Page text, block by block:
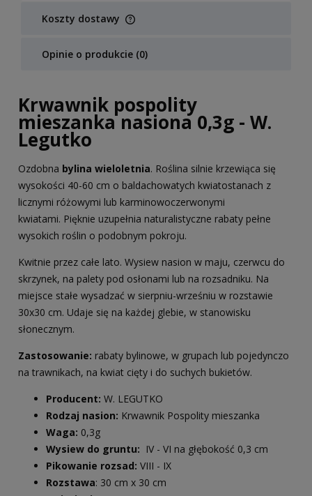
Koszty dostawy
Cena nie zawiera ewentualnych kosztów płatności
Opinie o produkcie (0)
Krwawnik pospolity
mieszanka nasiona 0,3g - W.
Legutko
Ozdobna bylina wieloletnia. Roślina silnie krzewiąca się
wysokości 40-60 cm o baldachowatych kwiatostanach z
licznymi różowymi lub karminowoczerwonymi
kwiatami. Pięknie uzupełnia naturalistyczne rabaty pełne
wysokich roślin o podobnym pokroju.
Kwitnie przez całe lato. Wysiew nasion w maju, czerwcu do
skrzynek, na palety pod osłonami lub na rozsadniku. Na
miejsce stałe wysadzać w sierpniu-wrześniu w rozstawie
30x30 cm. Udaje się na każdej glebie, w stanowisku
słonecznym.
Zastosowanie: rabaty bylinowe, w grupach lub pojedynczo
na trawnikach, na kwiat cięty i do suchych bukietów.
Producent: W. LEGUTKO
Rodzaj nasion: Krwawnik Pospolity mieszanka
Waga: 0,3g
Wysiew do gruntu: IV - VI na głębokość 0,3 cm
Pikowanie rozsad: VIII - IX
Rozstawa: 30 cm x 30 cm